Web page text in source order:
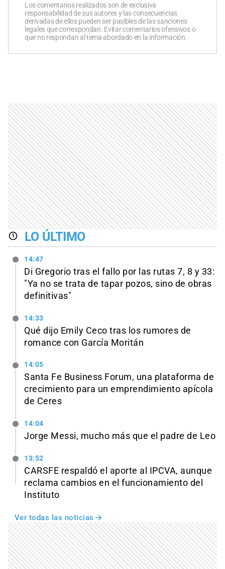
Los comentarios realizados son de exclusiva
responsabilidad de sus autores y las consecuencias
derivadas de ellos pueden ser pasibles de las sanciones
legales que correspondan. Evitar comentarios ofensivos o
que no respondan al tema abordado en la información.
LO ÚLTIMO
14:47
Di Gregorio tras el fallo por las rutas 7, 8 y 33:
"Ya no se trata de tapar pozos, sino de obras
definitivas"
14:33
Qué dijo Emily Ceco tras los rumores de
romance con García Moritán
14:05
Santa Fe Business Forum, una plataforma de
crecimiento para un emprendimiento apícola
de Ceres
14:04
Jorge Messi, mucho más que el padre de Leo
13:52
CARSFE respaldó el aporte al IPCVA, aunque
reclama cambios en el funcionamiento del
Instituto
Ver todas las noticias